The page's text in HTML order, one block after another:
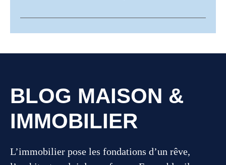
BLOG MAISON &
IMMOBILIER
L’immobilier pose les fondations d’un rêve,